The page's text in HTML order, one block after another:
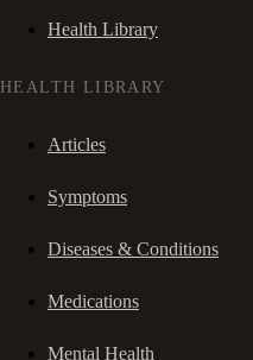
Health Library
HEALTH LIBRARY
Articles
Symptoms
Diseases & Conditions
Medications
Mental Health